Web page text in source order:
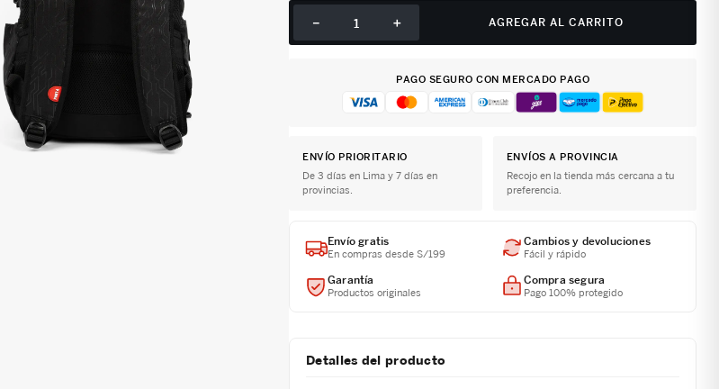
＋
－ AGREGAR AL CARRITO
PAGO SEGURO CON MERCADO PAGO
ENVÍO PRIORITARIO
De 3 días en Lima y 7 días en
provincias.
ENVÍOS A PROVINCIA
Recojo en la tienda más cercana a tu
preferencia.
Envío gratis
En compras desde S/199
Cambios y devoluciones
Fácil y rápido
Garantía
Productos originales
Compra segura
Pago 100% protegido
Detalles del producto